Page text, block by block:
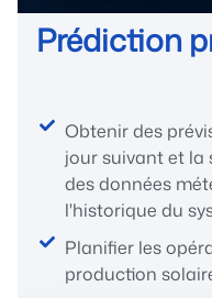
Prédiction
Obtenir des
jour suivant et la
des données
l'historique du
Planifier les
production